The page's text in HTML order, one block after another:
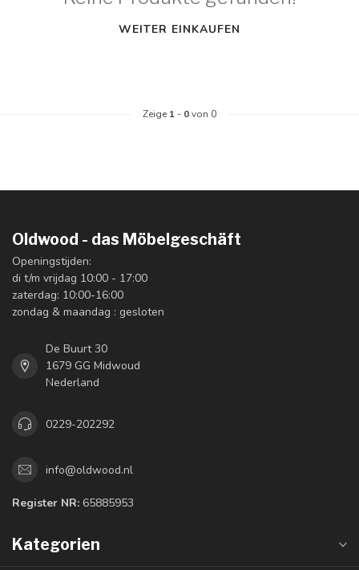
WEITER EINKAUFEN
Zeige 1 - 0von 0
Oldwood - das Möbelgeschäft
Openingstijden:
di t/m vrijdag 10:00 - 17:00
zaterdag: 10:00-16:00
zondag & maandag : gesloten
De Buurt 30
1679 GG Midwoud
Nederland
0229-202292
info@oldwood.nl
Register NR: 65885953
Kategorien